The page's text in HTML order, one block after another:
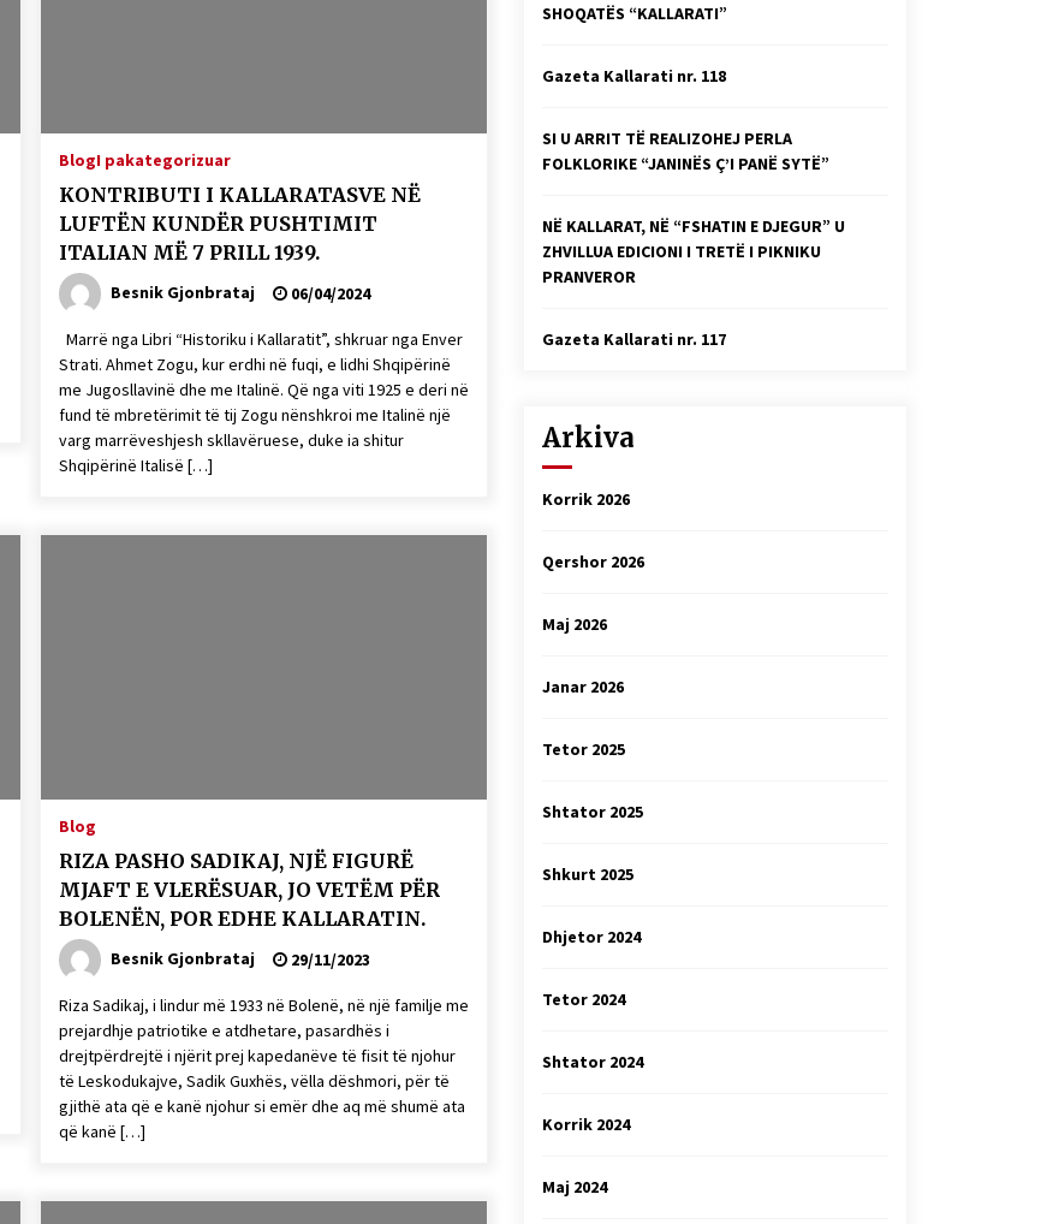
Faksimilet e një 83 vjetori lufte:
04/10/2025
– ËNGJËLL HASIMAJ – “KUJTIMET E
MIA PËR KALLARATIN SI MËSUES I
MATEMATIKËS, POR EDHE SI NJË
BANOR I PËRKOHSHËM I TIJ”
12/09/2025
Gazeta Kallarati nr. 114
06/02/2025
BlogI pakategorizuar
KONTRIBUTI I KALLARATASVE NË
LUFTËN KUNDËR PUSHTIMIT
ITALIAN MË 7 PRILL 1939.
Besnik Gjonbrataj 06/04/2024
Marrë nga Libri “Historiku i Kallaratit”, shkruar nga Enver
Strati. Ahmet Zogu, kur erdhi në fuqi, e lidhi Shqipërinë
me Jugosllavinë dhe me Italinë. Që nga viti 1925 e deri në
fund të mbretërimit të tij Zogu nënshkroi me Italinë një
varg marrëveshjesh skllavëruese, duke ia shitur
Shqipërinë Italisë […]
Blog
RIZA PASHO SADIKAJ, NJË FIGURË
MJAFT E VLERËSUAR, JO VETËM PËR
BOLENËN, POR EDHE KALLARATIN.
Besnik Gjonbrataj 29/11/2023
Riza Sadikaj, i lindur më 1933 në Bolenë, në një familje me
prejardhje patriotike e atdhetare, pasardhës i
drejtpërdrejtë i njërit prej kapedanëve të fisit të njohur
të Leskodukajve, Sadik Guxhës, vëlla dëshmori, për të
gjithë ata që e kanë njohur si emër dhe aq më shumë ata
që kanë […]
SHOQATËS “KALLARATI”
Gazeta Kallarati nr. 118
SI U ARRIT TË REALIZOHEJ PERLA
FOLKLORIKE “JANINËS Ç’I PANË SYTË”
NË KALLARAT, NË “FSHATIN E DJEGUR” U
ZHVILLUA EDICIONI I TRETË I PIKNIKU
PRANVEROR
Gazeta Kallarati nr. 117
Arkiva
Korrik 2026
Qershor 2026
Maj 2026
Janar 2026
Tetor 2025
Shtator 2025
Shkurt 2025
Dhjetor 2024
Tetor 2024
Shtator 2024
Korrik 2024
Maj 2024